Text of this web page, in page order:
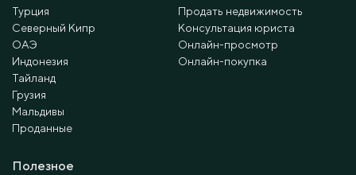
Турция
Северный Кипр
ОАЭ
Индонезия
Тайланд
Грузия
Мальдивы
Проданные
Продать недвижимость
Консультация юриста
Онлайн-просмотр
Онлайн-покупка
Полезное